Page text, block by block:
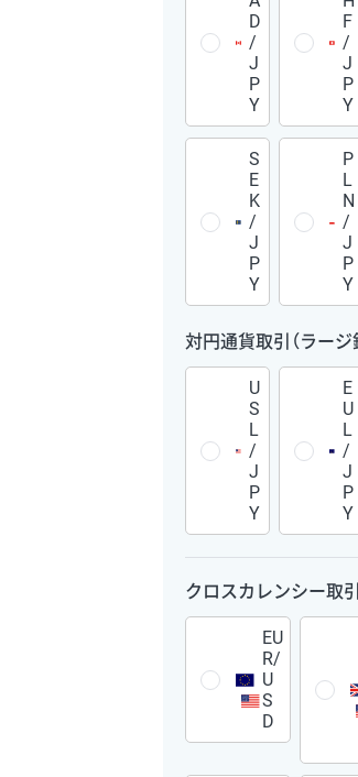
D
/
J
P
Y
F
/
J
P
Y
S
E
K
/
J
P
Y
P
L
N
/
J
P
Y
対円通貨取引（ラージ
U
S
L
/
J
P
Y
E
U
L
/
J
P
Y
クロスカレンシー取引
EU
R/
U
S
D